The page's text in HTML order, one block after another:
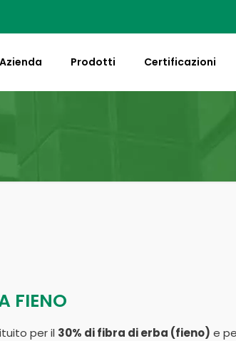
Azienda Prodotti Certificazioni
FIENO
per il 30% di fibra di erba (fieno) e